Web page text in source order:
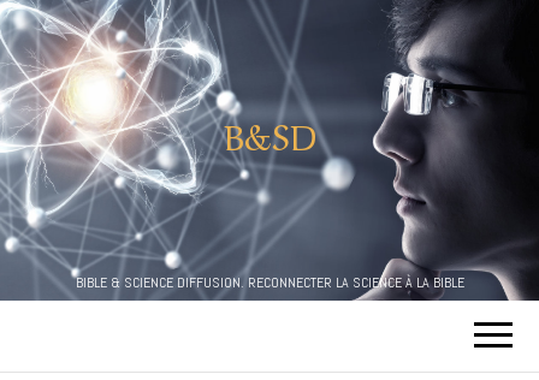
B&SD
BIBLE & SCIENCE DIFFUSION. RECONNECTER LA SCIENCE À LA BIBLE